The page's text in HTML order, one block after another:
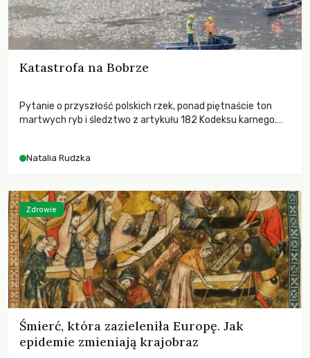
Katastrofa na Bobrze
Pytanie o przyszłość polskich rzek, ponad piętnaście ton
martwych ryb i śledztwo z artykułu 182 Kodeksu karnego.
zdarzeń prowadzących do biologicznej śmierci rzeki.
Natalia Rudzka
Śmierć, która zazieleniła Europę. Jak
epidemie zmieniają krajobraz
Zdrowie